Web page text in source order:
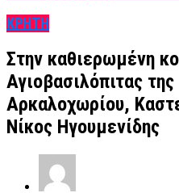
ΚΡΗΤΗ
Στην καθιερωμένη
Αγιοβασιλόπιτας
Αρκαλοχωρίου,
Νίκος Ηγουμενίδης